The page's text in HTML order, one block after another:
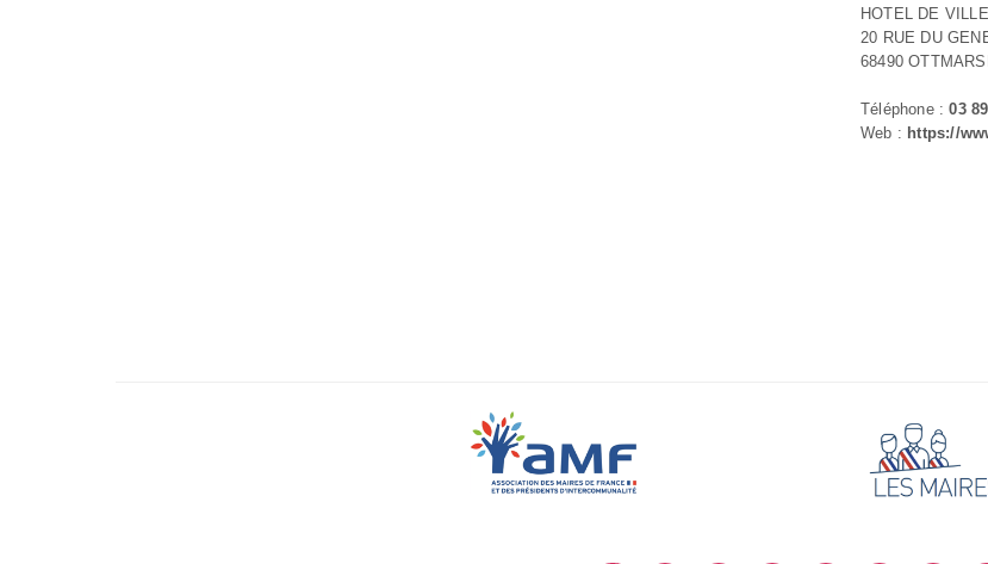
HOTEL DE VILLE
20 RUE DU
68490
Téléphone :03
Web : https://